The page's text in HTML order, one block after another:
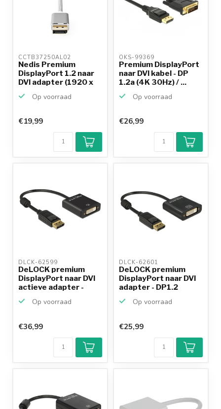
CCTB37250AL02
Nedis Premium
DisplayPort 1.2 naar
DVI adapter (1920 x
Op voorraad
€19,99
OKS-99369
Premium DisplayPort
naar DVI kabel - DP
1.2a (4K 30Hz) / ...
Op voorraad
€26,99
DLCK-62599
DeLOCK premium
DisplayPort naar DVI
actieve adapter -
Op voorraad
€36,99
DLCK-62601
DeLOCK premium
DisplayPort naar DVI
adapter - DP1.2
Op voorraad
€25,99